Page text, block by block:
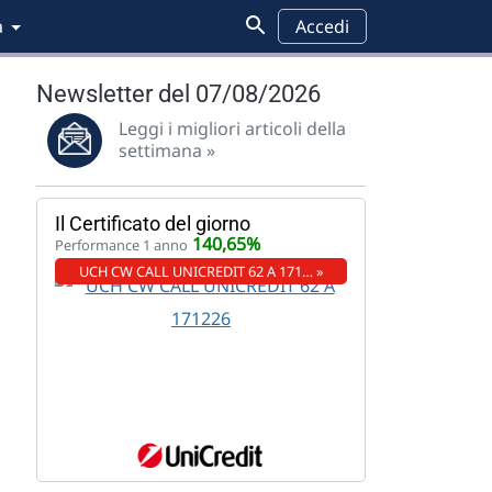
Accedi
Newsletter del 07/08/2026
Leggi i migliori articoli della
settimana »
Il Certificato del giorno
Performance 1 anno 140,65%
UCH CW CALL UNICREDIT 62 A 171… »